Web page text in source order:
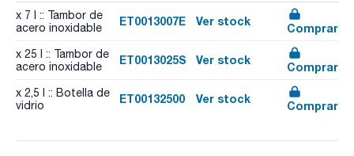
x 7 l :: Tambor de
acero inoxidable
ET0013007E Ver stock
Comprar
x 25 l :: Tambor de
acero inoxidable
ET0013025S Ver stock
Comprar
x 2,5 l :: Botella de
vidrio
ET00132500 Ver stock
Comprar